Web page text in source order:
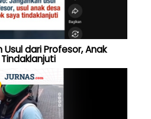
dari Profesor, Anak